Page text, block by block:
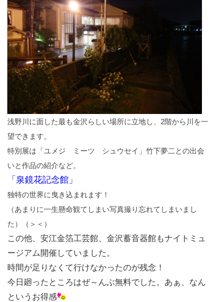
浅野川に面した最も金沢らしい場所に立地し、2階から川を一
望できます。
特別展は「ユメジ ミーツ シュウセイ」竹下夢二との出会
いと作品の紹介など。
「泉鏡花記念館」
独特の世界に曳き込まれます！
（あまりに一生懸命観てしまい写真撮り忘れてしまいまし
た）（＞＜）
この他、安江金箔工芸館、金沢蓄音器館もナイトミュ
ージアム開催していました。
時間が足りなくて行けなかったのが残念！
今日廻ったところはぜ～んぶ無料でした。あぁ、なん
というお得感